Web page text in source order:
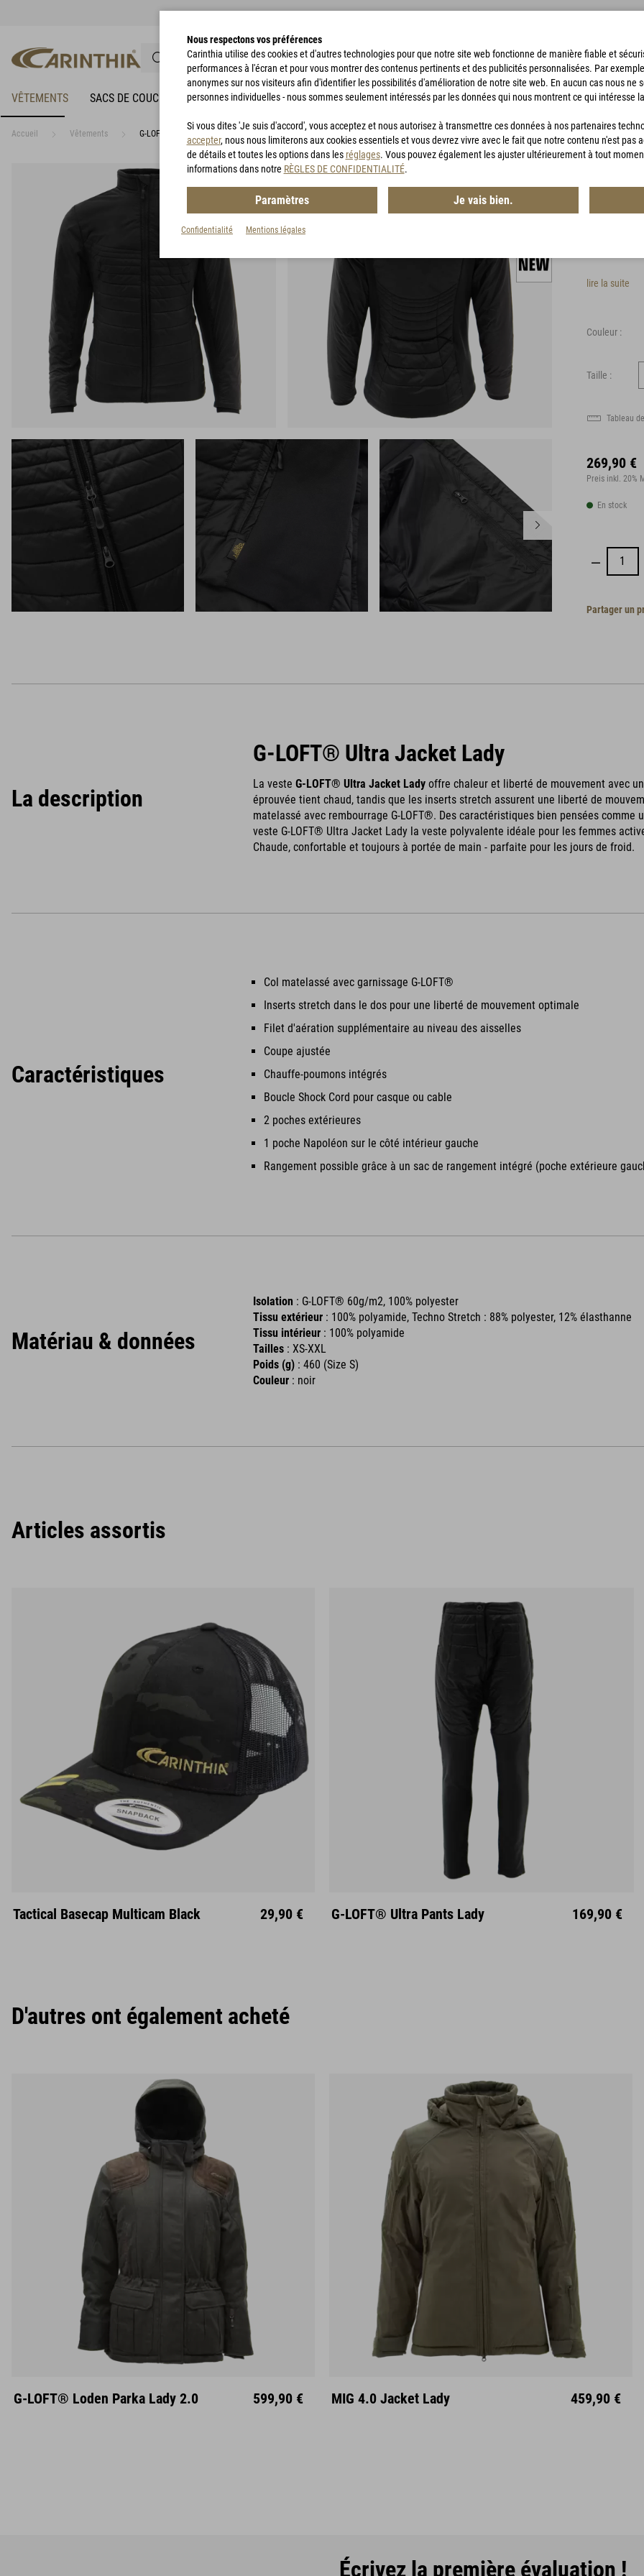
VÊTEMENTS SACS DE COUCHAGE VÊTEMENTS DE PLUIE SACS DE BIVOUAC ACCESSOIRES CHASSE BON D'ACHAT
Accueil Vêtements G-LOFT® Ultra Jacket Lady
lire la suite
Couleur :
Taille :
Tableau
269,90 €
Preis inkl. 20%
En stock
Partager un
La description
G-LOFT® Ultra Jacket Lady
La veste G-LOFT® Ultra Jacket Lady offre chaleur et liberté de mouvement avec
éprouvée tient chaud, tandis que les inserts stretch assurent une liberté de
matelassé avec rembourrage G-LOFT®. Des caractéristiques bien pensées
veste G-LOFT® Ultra Jacket Lady la veste polyvalente idéale pour les femmes
Chaude, confortable et toujours à portée de main - parfaite pour les jours de froid.
Caractéristiques
Col matelassé avec garnissage G-LOFT®
Inserts stretch dans le dos pour une liberté de mouvement optimale
Filet d'aération supplémentaire au niveau des aisselles
Coupe ajustée
Chauffe-poumons intégrés
Boucle Shock Cord pour casque ou cable
2 poches extérieures
1 poche Napoléon sur le côté intérieur gauche
Rangement possible grâce à un sac de rangement intégré (poche extérieure
Matériau & données
Isolation : G-LOFT® 60g/m2, 100% polyester
Tissu extérieur : 100% polyamide, Techno Stretch : 88% polyester, 12% élasthanne
Tissu intérieur : 100% polyamide
Tailles : XS-XXL
Poids (g) : 460 (Size S)
Couleur : noir
Articles assortis
Unisize
Tactical Basecap Multicam Black 29,90 € XS S M
G-LOFT® Ultra Pants Lady 169,90 €
D'autres ont également acheté
XL
XXXL
G-LOFT® Loden Parka Lady 2.0 599,90 € XS S XXL
MIG 4.0 Jacket Lady 459,90 €
Écrivez la première évaluation !
Nous respectons vos préférences
Carinthia utilise des cookies et d'autres technologies pour que notre site web fonctionne de manière fiable et
performances à l'écran et pour vous montrer des contenus pertinents et des publicités personnalisées. Par
anonymes sur nos visiteurs afin d'identifier les possibilités d'amélioration de notre site web. En aucun cas nous ne
personnes individuelles - nous sommes seulement intéressés par les données qui nous montrent ce qui intéresse
Si vous dites 'Je suis d'accord', vous acceptez et nous autorisez à transmettre ces données à nos partenaires
accepter, nous nous limiterons aux cookies essentiels et vous devrez vivre avec le fait que notre contenu n'est pas
de détails et toutes les options dans les réglages. Vous pouvez également les ajuster ultérieurement à tout
informations dans notre RÈGLES DE CONFIDENTIALITÉ.
Paramètres Je vais bien.
Confidentialité Mentions légales